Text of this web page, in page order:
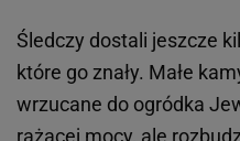
Śledczy dostali jeszcze
które go znały. Małe
wrzucane do ogródka
rażącej mocy, ale